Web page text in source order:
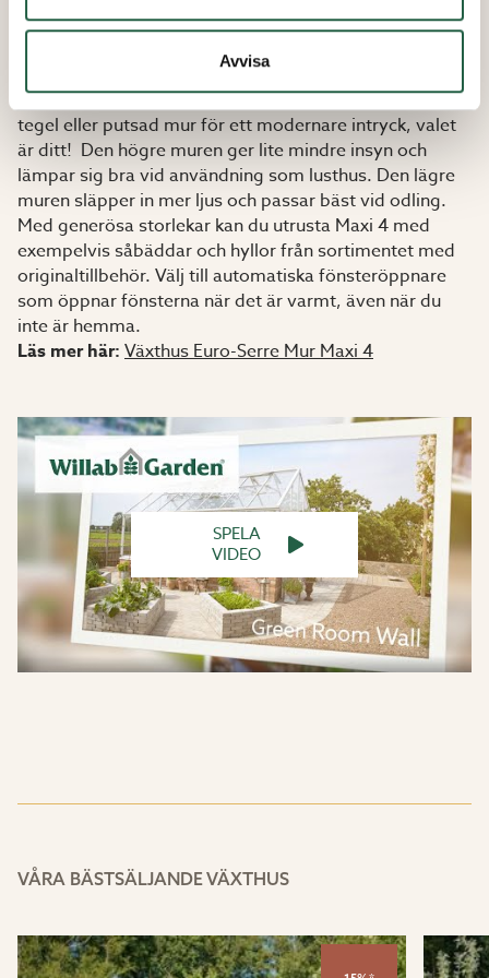
Avvisa
Ett elegant växthus på mur som passar i alla
trädgårdar, du väljer själv vilken mur du vill bygga. Och
därmed kan du göra ditt växthus med gammal klassiskt
tegel eller putsad mur för ett modernare intryck, valet
är ditt! Den högre muren ger lite mindre insyn och
lämpar sig bra vid användning som lusthus. Den lägre
muren släpper in mer ljus och passar bäst vid odling.
Med generösa storlekar kan du utrusta Maxi 4 med
exempelvis såbäddar och hyllor från sortimentet med
originaltillbehör. Välj till automatiska fönsteröppnare
som öppnar fönsterna när det är varmt, även när du
inte är hemma.
Läs mer här: Växthus Euro-Serre Mur Maxi 4
SPELA
VIDEO
VÅRA BÄSTSÄLJANDE VÄXTHUS